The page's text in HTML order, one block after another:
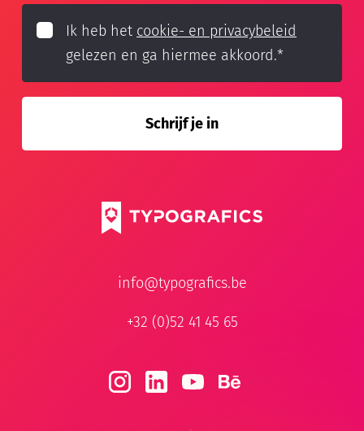
info@typografics.be
+32 (0)52 41 45 65
Ik heb het cookie- en privacybeleid
gelezen en ga hiermee akkoord.*